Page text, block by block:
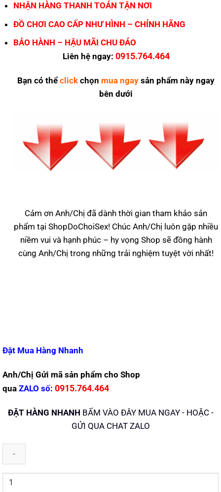
NHẬN HÀNG THANH TOÁN TẬN NƠI
ĐỒ CHƠI CAO CẤP NHƯ HÌNH – CHÍNH HÃNG
BẢO HÀNH – HẬU MÃI CHU ĐÁO
Liên hệ ngay: 0915.764.464
Bạn có thểclick chọn mua ngay sản phẩm này ngay
bên dưới
Cảm ơn Anh/Chị đã dành thời gian tham khảo sản
phẩm tại ShopDoChoiSex! Chúc Anh/Chị luôn gặp nhiều
niềm vui và hạnh phúc – hy vọng Shop sẽ đồng hành
cùng Anh/Chị trong những trải nghiệm tuyệt vời nhất!
Đặt Mua Hàng Nhanh
Anh/Chị Gửi mã sản phẩm cho Shop
qua ZALO số: 0915.764.464
ĐẶT HÀNG NHANH BẤM VÀO ĐÂY MUA NGAY - HOẶC -
GỬI QUA CHAT ZALO
Số